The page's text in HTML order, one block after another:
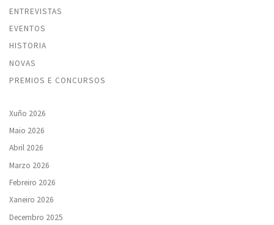
ENTREVISTAS
EVENTOS
HISTORIA
NOVAS
PREMIOS E CONCURSOS
Xuño 2026
Maio 2026
Abril 2026
Marzo 2026
Febreiro 2026
Xaneiro 2026
Decembro 2025